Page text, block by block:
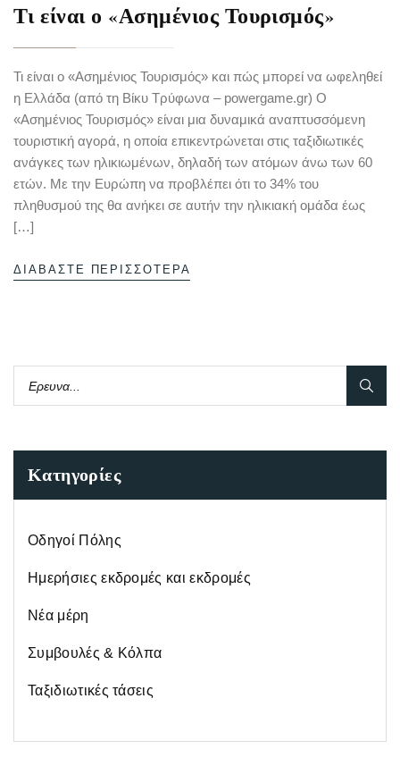
Τι είναι ο «Ασημένιος Τουρισμός»
Τι είναι ο «Ασημένιος Τουρισμός» και πώς μπορεί να ωφεληθεί
η Ελλάδα​ (από τη Βίκυ Τρύφωνα – powergame.gr) Ο
«Ασημένιος Τουρισμός» είναι μια δυναμικά αναπτυσσόμενη
τουριστική αγορά, η οποία επικεντρώνεται στις ταξιδιωτικές
ανάγκες των ηλικιωμένων, δηλαδή των ατόμων άνω των 60
ετών. Με την Ευρώπη να προβλέπει ότι το 34% του
πληθυσμού της θα ανήκει σε αυτήν την ηλικιακή ομάδα έως
[…]
ΔΙΑΒΆΣΤΕ ΠΕΡΙΣΣΌΤΕΡΑ
Κατηγορίες
Οδηγοί Πόλης
Ημερήσιες εκδρομές και εκδρομές
Νέα μέρη
Συμβουλές & Κόλπα
Ταξιδιωτικές τάσεις